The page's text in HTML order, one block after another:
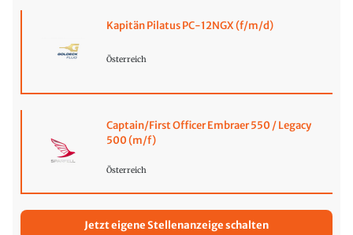
Kapitän Pilatus PC-12NGX (f/m/d)
Österreich
Captain/First Officer Embraer 550 / Legacy
500 (m/f)
Österreich
Jetzt eigene Stellenanzeige schalten